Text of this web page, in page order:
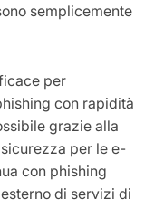
semplicemente
per
con rapidità
grazie alla
per le e-
con phishing
di servizi di